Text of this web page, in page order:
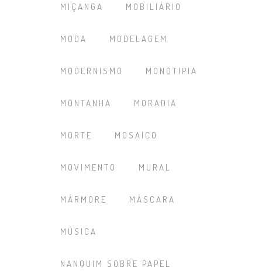
MIÇANGA MOBILIÁRIO
MODA MODELAGEM
MODERNISMO MONOTIPIA
MONTANHA MORADIA
MORTE MOSAICO
MOVIMENTO MURAL
MÁRMORE MÁSCARA
MÚSICA
NANQUIM SOBRE PAPEL